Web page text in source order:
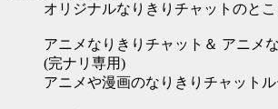
オリジナルなりきりチャットのとこ
アニメなりきりチャット＆ アニメ
(完ナリ専用)
アニメや漫画のなりきりチャット